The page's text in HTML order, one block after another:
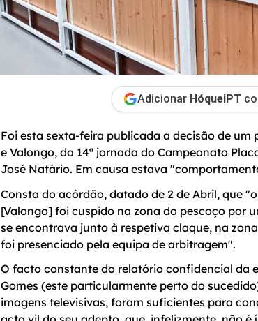
Adicionar HóqueiPT
Foi esta sexta-feira publicada a decisão de
e Valongo, da 14ª jornada do Campeonato
José Natário. Em causa estava
Consta do acórdão, datado de 2 de Abril, que
[Valongo] foi cuspido na zona do pescoço por
se encontrava junto à respetiva claque, na
foi presenciado pela equipa de arbitragem".
O facto constante do relatório confidencial da
Gomes (este particularmente perto do
imagens televisivas, foram suficientes para